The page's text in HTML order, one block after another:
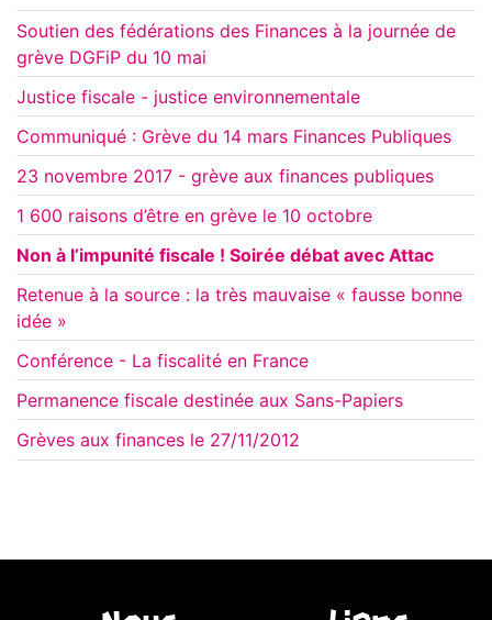
Soutien des fédérations des Finances à la journée de
grève DGFiP du 10 mai
Justice fiscale - justice environnementale
Communiqué : Grève du 14 mars Finances Publiques
23 novembre 2017 - grève aux finances publiques
1 600 raisons d’être en grève le 10 octobre
Non à l’impunité fiscale ! Soirée débat avec Attac
Retenue à la source : la très mauvaise « fausse bonne
idée »
Conférence - La fiscalité en France
Permanence fiscale destinée aux Sans-Papiers
Grèves aux finances le 27/11/2012